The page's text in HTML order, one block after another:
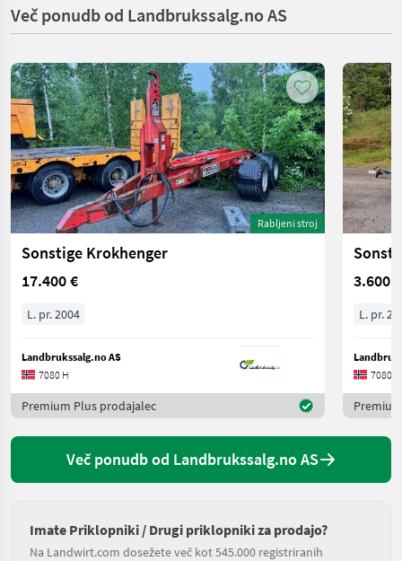
Več ponudb od Landbrukssalg.no AS
Rabljeni stroj
Sonstige Krokhenger
17.400 €
L. pr. 2004
Landbrukssalg.no AS
7080 H
Premium Plus prodajalec
3.600 €
L. pr.
7080 H
Več ponudb od Landbrukssalg.no AS
Imate Priklopniki / Drugi priklopniki za prodajo?
Na Landwirt.com dosežete več kot 545.000 registriranih